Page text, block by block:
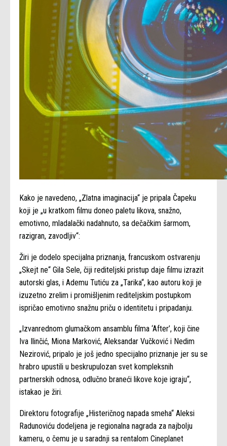
Kako je navedeno, „Zlatna imaginacija“ je pripala Čapeku
koji je „u kratkom filmu doneo paletu likova, snažno,
emotivno, mladalački nadahnuto, sa dečačkim šarmom,
razigran, zavodljiv“:
Žiri je dodelo specijalna priznanja, francuskom ostvarenju
„Skejt ne“ Gila Sele, čiji rediteljski pristup daje filmu izrazit
autorski glas, i Ademu Tutiću za „Tarika“, kao autoru koji je
izuzetno zrelim i promišljenim rediteljskim postupkom
ispričao emotivno snažnu priču o identitetu i pripadanju.
„Izvanrednom glumačkom ansamblu filma ‘After’, koji čine
Iva Ilinčić, Miona Marković, Aleksandar Vučković i Nedim
Nezirović, pripalo je još jedno specijalno priznanje jer su se
hrabro upustili u beskrupulozan svet kompleksnih
partnerskih odnosa, odlučno braneći likove koje igraju“,
istakao je žiri.
Direktoru fotografije „Histeričnog napada smeha“ Aleksi
Radunoviću dodeljena je regionalna nagrada za najbolju
kameru, o čemu je u saradnji sa rentalom Cineplanet